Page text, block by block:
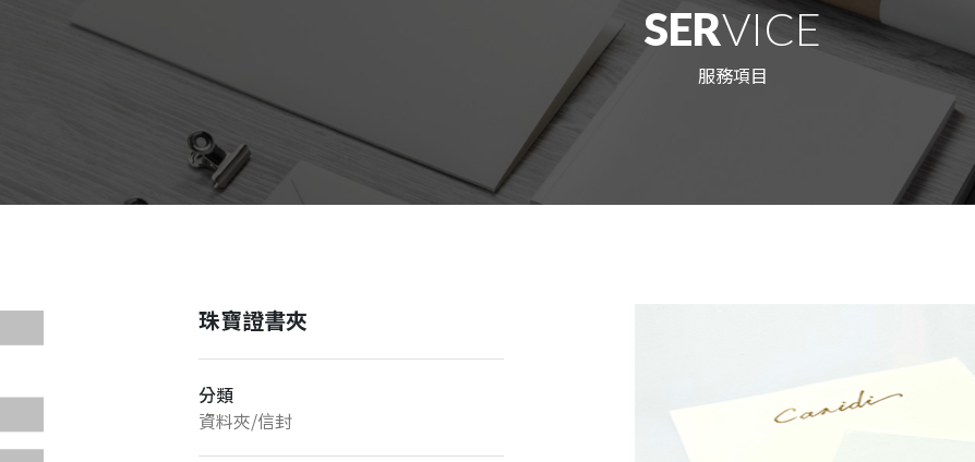
SERVICE
服務項目
珠寶證書夾
分類
資料夾/信封